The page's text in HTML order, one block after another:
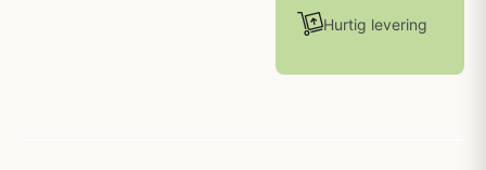
Hurtig levering